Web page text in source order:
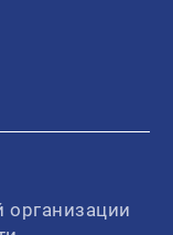
организации